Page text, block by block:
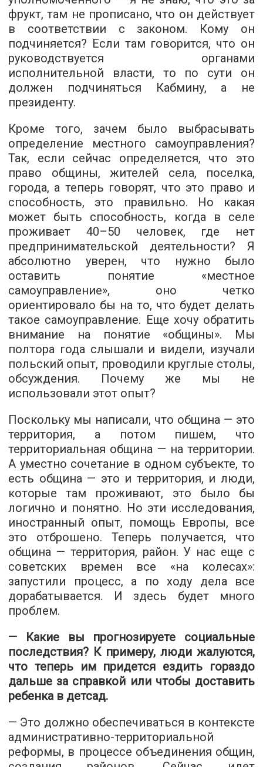
фрукт, там не прописано, что он действует
в соответствии с законом. Кому он
подчиняется? Если там говорится, что он
руководствуется органами
исполнительной власти, то по сути он
должен подчиняться Кабмину, а не
президенту.
Кроме того, зачем было выбрасывать
определение местного самоуправления?
Так, если сейчас определяется, что это
право общины, жителей села, поселка,
города, а теперь говорят, что это право и
способность, это правильно. Но какая
может быть способность, когда в селе
проживает 40–50 человек, где нет
предпринимательской деятельности? Я
абсолютно уверен, что нужно было
оставить понятие «местное
самоуправление», оно четко
ориентировало бы на то, что будет делать
такое самоуправление. Еще хочу обратить
внимание на понятие «общины». Мы
полтора года слышали и видели, изучали
польский опыт, проводили круглые столы,
обсуждения. Почему же мы не
использовали этот опыт?
Поскольку мы написали, что община — это
территория, а потом пишем, что
территориальная община — на территории.
А уместно сочетание в одном субъекте, то
есть община — это и территория, и люди,
которые там проживают, это было бы
логично и понятно. Но эти исследования,
иностранный опыт, помощь Европы, все
это отброшено. Теперь получается, что
община — территория, район. У нас еще с
советских времен все «на колесах»:
запустили процесс, а по ходу дела все
дорабатывается. И здесь будет много
проблем.
— Какие вы прогнозируете социальные
последствия? К примеру, люди жалуются,
что теперь им придется ездить гораздо
дальше за справкой или чтобы доставить
ребенка в детсад.
— Это должно обеспечиваться в контексте
административно-территориальной
реформы, в процессе объединения общин,